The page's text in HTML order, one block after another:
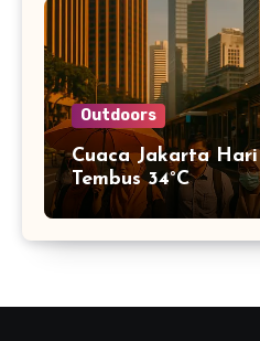
Outdoors
Cuaca Jakarta Hari
Tembus 34°C